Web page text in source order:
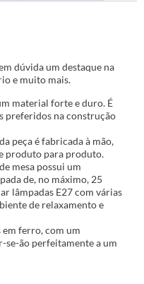
dúvida um destaque na
e muito mais.
material forte e duro. É
preferidos na construção
peça é fabricada à mão,
produto para produto.
mesa possui um
de, no máximo, 25
lâmpadas E27 com várias
de relaxamento e
ferro, com um
se-ão perfeitamente a um